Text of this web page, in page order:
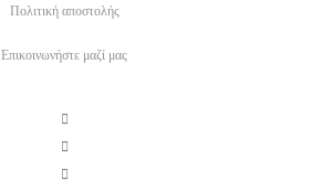
Πολιτική αποστολής
Επικοινωνήστε μαζί μας